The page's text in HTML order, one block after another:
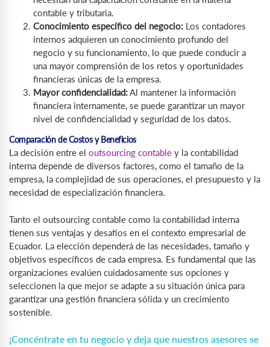
contable y tributaria.
Conocimiento específico del negocio: Los contadores
internos adquieren un conocimiento profundo del
negocio y su funcionamiento, lo que puede conducir a
una mayor comprensión de los retos y oportunidades
financieras únicas de la empresa.
Mayor confidencialidad:Al mantener la información
financiera internamente, se puede garantizar un mayor
nivel de confidencialidad y seguridad de los datos.
Comparación de Costos y Beneficios
La decisión entre el outsourcing contable y la contabilidad
interna depende de diversos factores, como el tamaño de la
empresa, la complejidad de sus operaciones, el presupuesto y la
necesidad de especialización financiera.
Tanto el outsourcing contable como la contabilidad interna
tienen sus ventajas y desafíos en el contexto empresarial de
Ecuador. La elección dependerá de las necesidades, tamaño y
objetivos específicos de cada empresa. Es fundamental que las
organizaciones evalúen cuidadosamente sus opciones y
seleccionen la que mejor se adapte a su situación única para
garantizar una gestión financiera sólida y un crecimiento
sostenible.
¡Concéntrate en tu negocio y deja que nuestros asesores se